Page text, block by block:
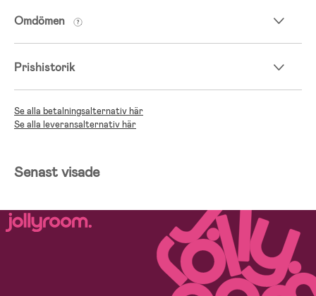
Omdömen
Prishistorik
Se alla betalningsalternativ här
Se alla leveransalternativ här
Senast visade